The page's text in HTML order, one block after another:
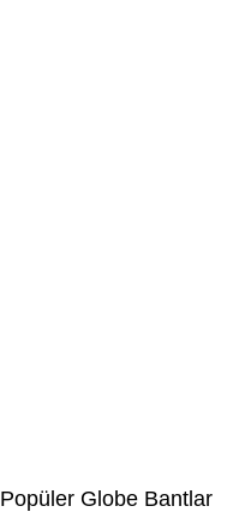
Popüler Globe Bantlar